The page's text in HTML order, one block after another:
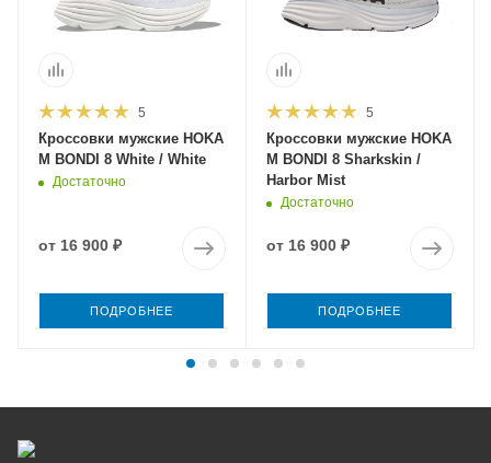
5
Кроссовки мужские HOKA
M BONDI 8 White / White
Достаточно
от 16 900 ₽
ПОДРОБНЕЕ
5
Кроссовки мужские HOKA
M BONDI 8 Sharkskin /
Harbor Mist
Достаточно
от 16 900 ₽
ПОДРОБНЕЕ